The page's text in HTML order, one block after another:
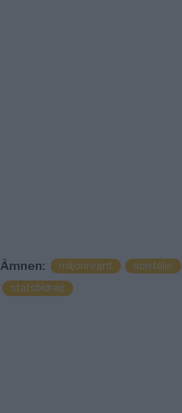
Ämnen: miljonregnt norrtälje
statsbidrag